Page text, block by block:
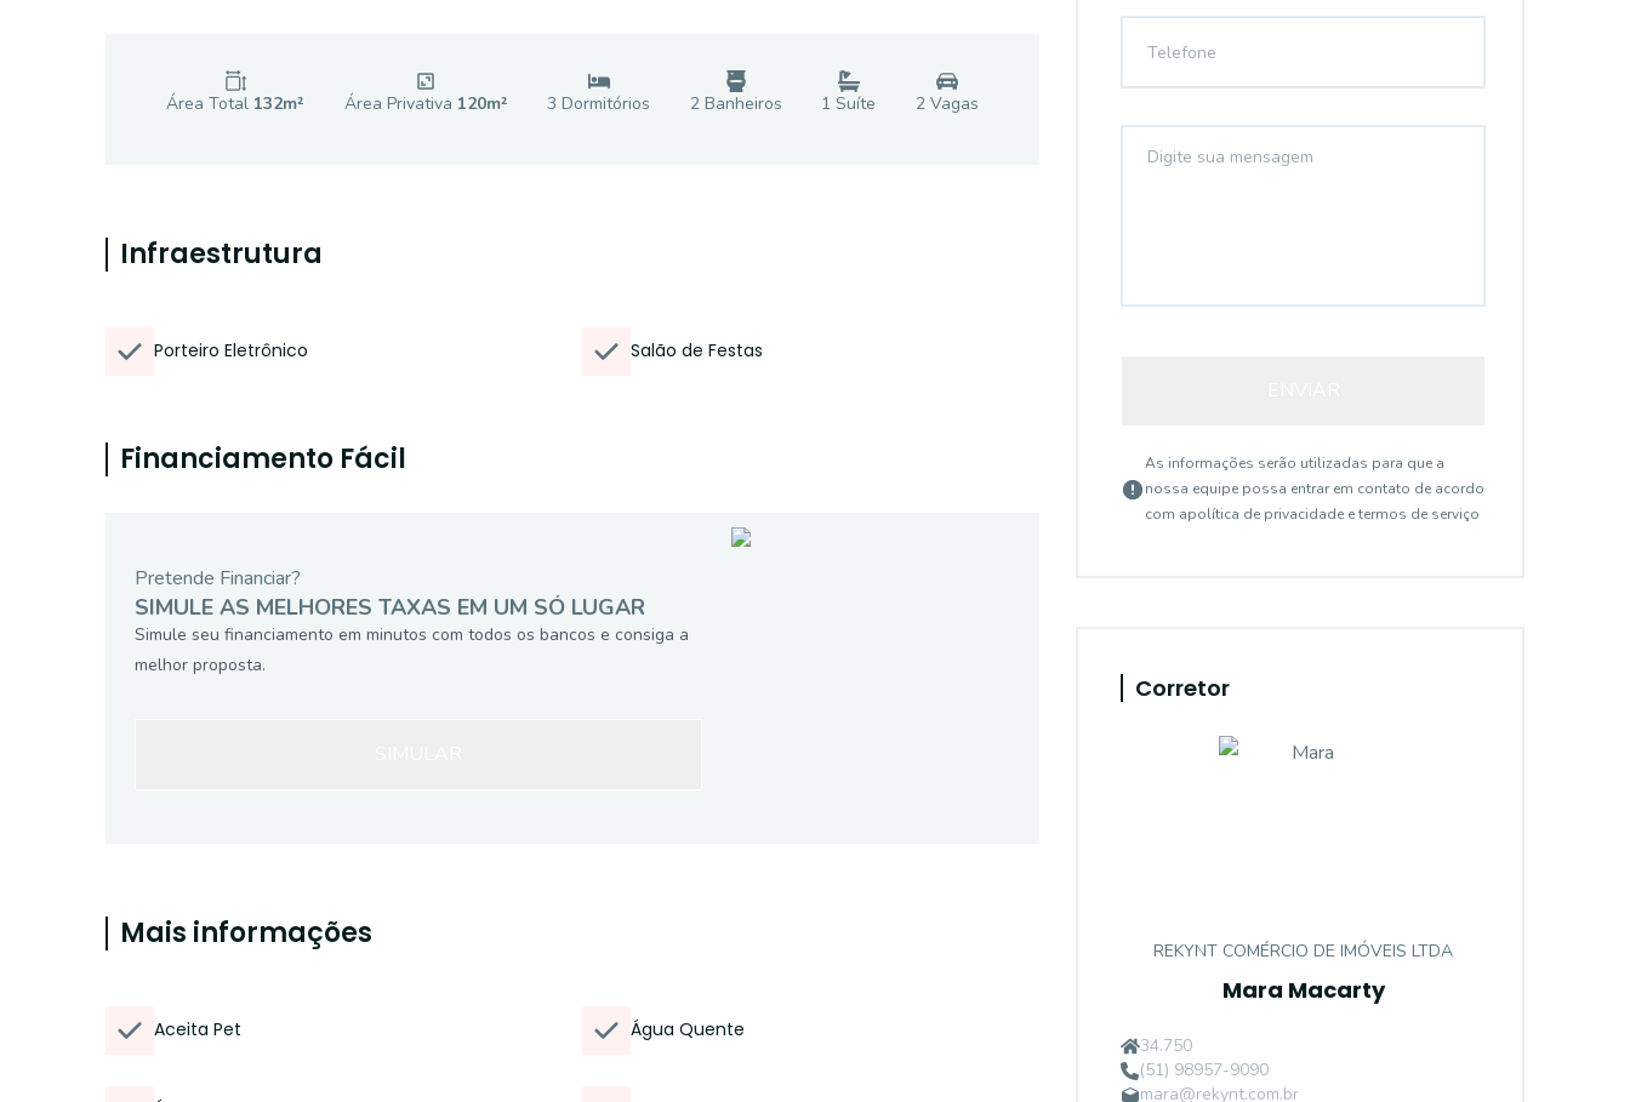
Área Total 132m² Área Privativa 120m² 3 Dormitórios 2Banheiros 1 Suíte 2Vagas
Infraestrutura
Porteiro Eletrônico Salão de Festas
Financiamento Fácil
Pretende Financiar?
SIMULE AS MELHORES TAXAS EM UM SÓ LUGAR
Simule seu financiamento em minutos com todos os bancos e consiga a
melhor proposta.
Mais informações
Aceita Pet Água Quente
As informações serão utilizadas para que a
nossa equipe possa entrar em contato de acordo
com apolítica de privacidade e termos de serviço
Corretor
REKYNT COMÉRCIO DE IMÓVEIS LTDA
Mara Macarty
34.750
(51) 98957-9090
mara@rekynt.com.br